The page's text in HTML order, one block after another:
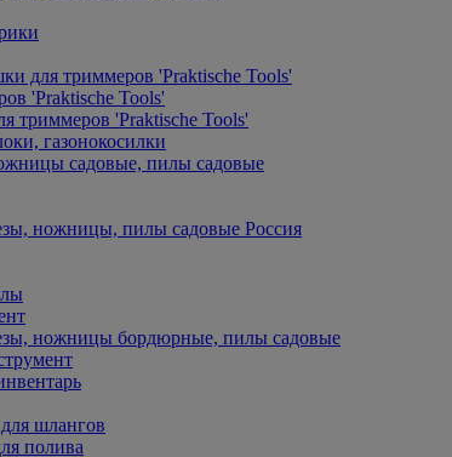
для триммеров 'Praktische Tools'
'Praktische Tools'
триммеров 'Praktische Tools'
газонокосилки
садовые, пилы садовые
ножницы, пилы садовые Россия
ножницы бордюрные, пилы садовые
шлангов
полива